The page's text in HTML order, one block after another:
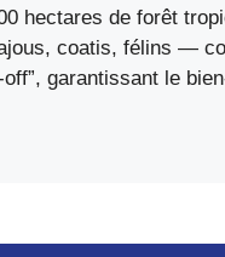
hectares de forêt
coatis, félins —
garantissant le